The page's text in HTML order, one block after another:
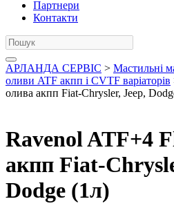
Партнери
Контакти
АРЛАНДА СЕРВІС > Мастильні
оливи ATF акпп і CVTF варіаторів
олива акпп Fiat-Chrysler, Jeep,
Ravenol ATF+4
акпп Fiat-
Dodge (1л)